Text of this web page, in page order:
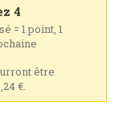
4
= 1 point, 1
être
€.